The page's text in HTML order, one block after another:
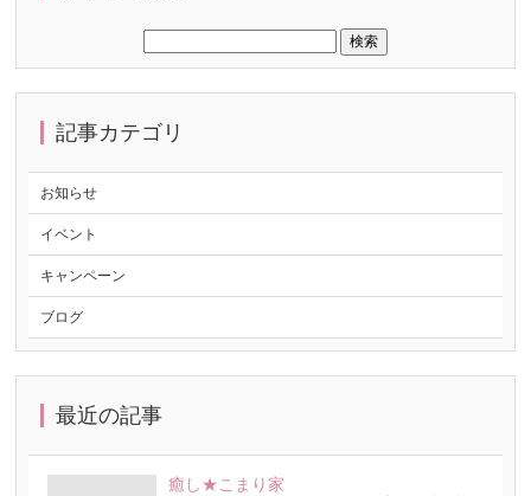
記事カテゴリ
お知らせ
イベント
キャンペーン
ブログ
最近の記事
癒し★こまり家